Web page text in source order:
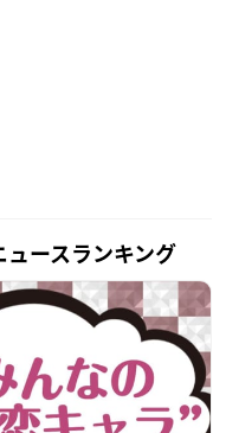
ュースランキング